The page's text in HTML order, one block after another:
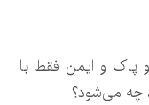
و پاک و ایمن فقط با
چه می‌شود؟